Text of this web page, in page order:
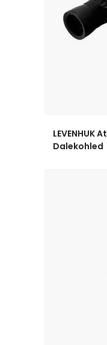
LEVENHUK
Dalekohled